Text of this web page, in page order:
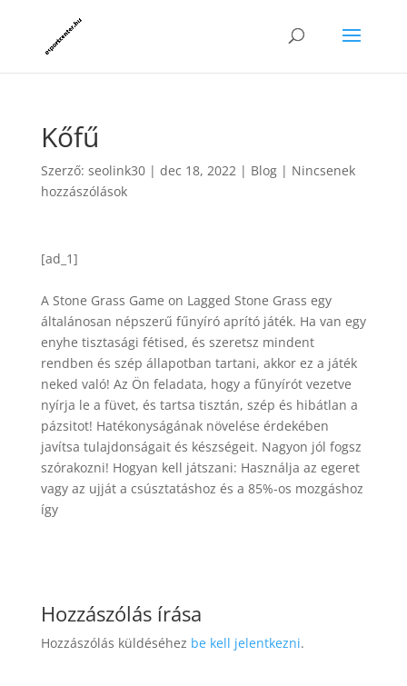
Kőfű
Szerző: seolink30| dec 18, 2022| Blog| Nincsenek
hozzászólások
[ad_1]
A Stone Grass Game on Lagged Stone Grass egy
általánosan népszerű fűnyíró aprító játék. Ha van egy
enyhe tisztasági fétised, és szeretsz mindent
rendben és szép állapotban tartani, akkor ez a játék
neked való! Az Ön feladata, hogy a fűnyírót vezetve
nyírja le a füvet, és tartsa tisztán, szép és hibátlan a
pázsitot! Hatékonyságának növelése érdekében
javítsa tulajdonságait és készségeit. Nagyon jól fogsz
szórakozni! Hogyan kell játszani: Használja az egeret
vagy az ujját a csúsztatáshoz és a 85%-os mozgáshoz
így
Hozzászólás írása
Hozzászólás küldéséhez be kell jelentkezni.